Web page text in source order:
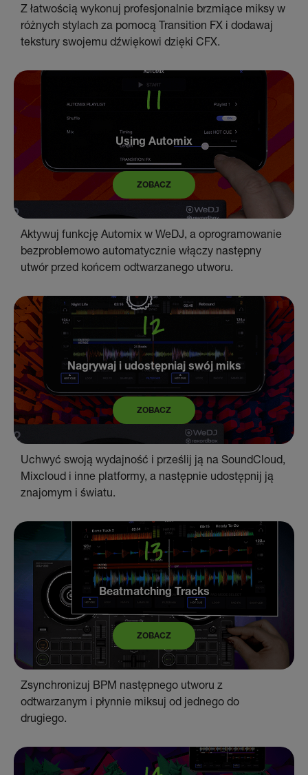
Z łatwością wykonuj profesjonalnie brzmiące miksy w
różnych stylach za pomocą Transition FX i dodawaj
tekstury swojemu dźwiękowi dzięki CFX.
Using Automix
ZOBACZ
Aktywuj funkcję Automix w WeDJ, a oprogramowanie
bezproblemowo automatycznie włączy następny
utwór przed końcem odtwarzanego utworu.
Nagrywaj i udostępniaj swój miks
ZOBACZ
Uchwyć swoją wydajność i prześlij ją na SoundCloud,
Mixcloud i inne platformy, a następnie udostępnij ją
znajomym i światu.
Beatmatching Tracks
ZOBACZ
Zsynchronizuj BPM następnego utworu z
odtwarzanym i płynnie miksuj od jednego do
drugiego.